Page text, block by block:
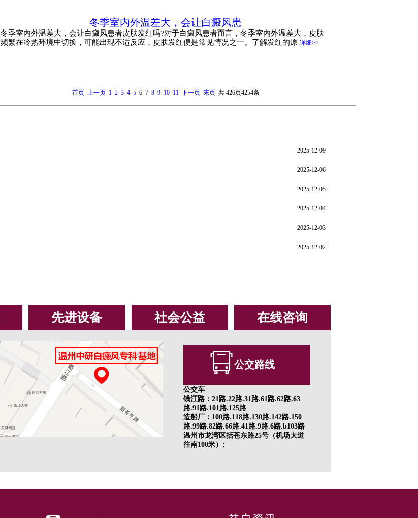
冬季室内外温差大，会让白癜风患
冬季室内外温差大，会让白癜风患者皮肤发红吗?对于白癜风患者而言，冬季室内外温差大，皮肤
频繁在冷热环境中切换，可能出现不适反应，皮肤发红便是常见情况之一。了解发红的原 详细>>
首页 上一页 1 2 3 4 5 6 7 8 9 10 11 下一页 末页 共 426页4254条
2025-12-09
2025-12-06
2025-12-05
2025-12-04
2025-12-03
2025-12-02
先进设备 社会公益 在线咨询
公交路线
公交车
钱江路：21路.22路.31路.61路.62路.63
路.91路.101路.125路
造船厂：100路.118路.130路.142路.150
路.99路.82路.66路.41路.9路.6路.b103路
温州市龙湾区括苍东路25号（机场大道
往南100米）;